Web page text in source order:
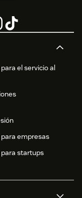
el servicio al
empresas
startups